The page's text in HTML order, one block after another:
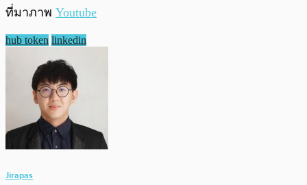
ที่มาภาพ Youtube
hub token linkedin
Jirapas